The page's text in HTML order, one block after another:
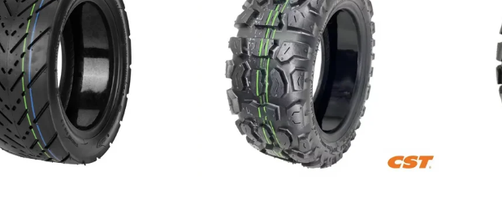
inokim oxo super 60v
lg
900 Kč
58 990 Kč
elektrokoloběžka mantis 10 eco 800 facelift
v.2 cz edition
33 990 Kč